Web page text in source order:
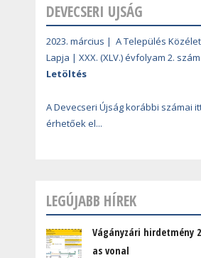
DEVECSERI UJSÁG
2023. március | A Település
Lapja | XXX. (XLV.) évfolyam 2.
Letöltés
A Devecseri Újság korábbi számai
érhetőek el...
LEGÚJABB HÍREK
Vágányzári hirdetmény
as vonal